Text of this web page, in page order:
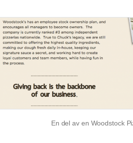
En del av en Woodstock